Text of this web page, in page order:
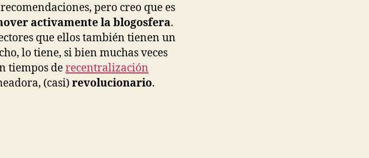
pero creo que es
activamente la blogosfera.
que ellos también tienen un
lo tiene, si bien muchas veces
tiempos derecentralización
(casi) revolucionario.